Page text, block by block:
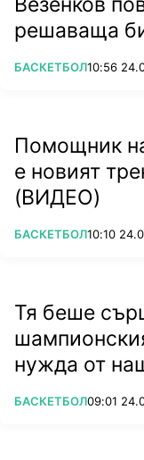
решаваща
ПОВЕЧЕ ОТ
БАСКЕТБОЛ10:56
Помощник
е новият
(ВИДЕО)
ПОВЕЧЕ ОТ
БАСКЕТБОЛ10:10
Тя беше
нужда от
ПОВЕЧЕ ОТ
БАСКЕТБОЛ09:01